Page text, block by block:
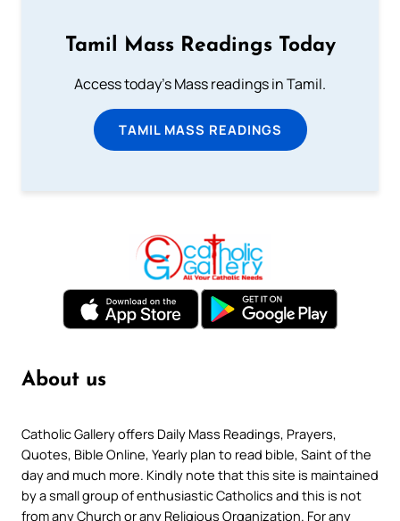
Tamil Mass Readings Today
Access today's Mass readings in Tamil.
TAMIL MASS READINGS
About us
Catholic Gallery offers Daily Mass Readings, Prayers,
Quotes, Bible Online, Yearly plan to read bible, Saint of the
day and much more. Kindly note that this site is maintained
by a small group of enthusiastic Catholics and this is not
from any Church or any Religious Organization. For any